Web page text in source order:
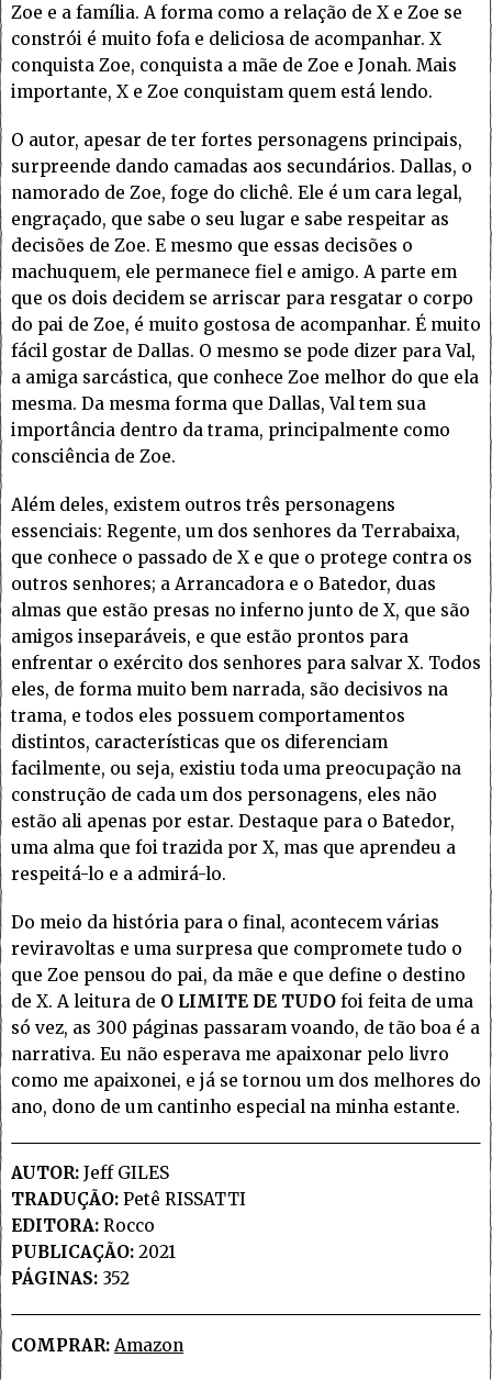
Zoe e a família. A forma como a relação de X e Zoe se
constrói é muito fofa e deliciosa de acompanhar. X
conquista Zoe, conquista a mãe de Zoe e Jonah. Mais
importante, X e Zoe conquistam quem está lendo.
O autor, apesar de ter fortes personagens principais,
surpreende dando camadas aos secundários. Dallas, o
namorado de Zoe, foge do clichê. Ele é um cara legal,
engraçado, que sabe o seu lugar e sabe respeitar as
decisões de Zoe. E mesmo que essas decisões o
machuquem, ele permanece fiel e amigo. A parte em
que os dois decidem se arriscar para resgatar o corpo
do pai de Zoe, é muito gostosa de acompanhar. É muito
fácil gostar de Dallas. O mesmo se pode dizer para Val,
a amiga sarcástica, que conhece Zoe melhor do que ela
mesma. Da mesma forma que Dallas, Val tem sua
importância dentro da trama, principalmente como
consciência de Zoe.
Além deles, existem outros três personagens
essenciais: Regente, um dos senhores da Terrabaixa,
que conhece o passado de X e que o protege contra os
outros senhores; a Arrancadora e o Batedor, duas
almas que estão presas no inferno junto de X, que são
amigos inseparáveis, e que estão prontos para
enfrentar o exército dos senhores para salvar X. Todos
eles, de forma muito bem narrada, são decisivos na
trama, e todos eles possuem comportamentos
distintos, características que os diferenciam
facilmente, ou seja, existiu toda uma preocupação na
construção de cada um dos personagens, eles não
estão ali apenas por estar. Destaque para o Batedor,
uma alma que foi trazida por X, mas que aprendeu a
respeitá-lo e a admirá-lo.
Do meio da história para o final, acontecem várias
reviravoltas e uma surpresa que compromete tudo o
que Zoe pensou do pai, da mãe e que define o destino
de X. A leitura de O LIMITE DE TUDO foi feita de uma
só vez, as 300 páginas passaram voando, de tão boa é a
narrativa. Eu não esperava me apaixonar pelo livro
como me apaixonei, e já se tornou um dos melhores do
ano, dono de um cantinho especial na minha estante.
AUTOR: Jeff GILES
TRADUÇÃO: Petê RISSATTI
EDITORA: Rocco
PUBLICAÇÃO: 2021
PÁGINAS: 352
COMPRAR: Amazon